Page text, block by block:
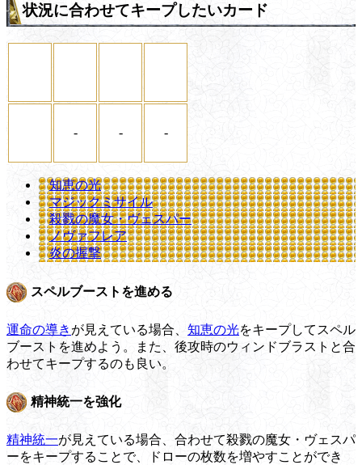
状況に合わせてキープしたいカード
- - -
知恵の光
マジックミサイル
殺戮の魔女・ヴェスパー
ノヴァフレア
炎の握撃
スペルブーストを進める
運命の導き が見えている場合、 知恵の光をキープしてスペル
ブーストを進めよう。また、後攻時のウィンドブラストと合
わせてキープするのも良い。
精神統一を強化
精神統一が見えている場合、合わせて殺戮の魔女・ヴェスパ
ーをキープすることで、ドローの枚数を増やすことができ